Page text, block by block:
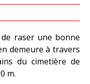
de raser une bonne
demeure à travers
du cimetière de
m.